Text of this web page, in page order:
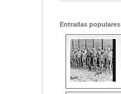
Entradas populares